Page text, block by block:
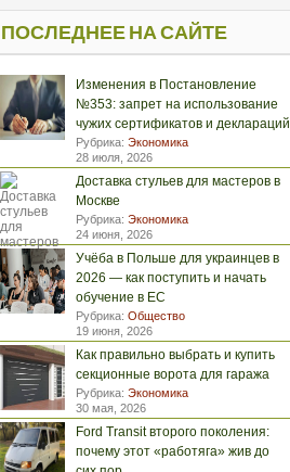
ПОСЛЕДНЕЕ НА САЙТЕ
Изменения в Постановление
№353: запрет на использование
чужих сертификатов и деклараций
Рубрика: Экономика
28 июля, 2026
Доставка стульев для мастеров в
Москве
Рубрика: Экономика
24 июня, 2026
Учёба в Польше для украинцев в
2026 — как поступить и начать
обучение в ЕС
Рубрика: Общество
19 июня, 2026
Как правильно выбрать и купить
секционные ворота для гаража
Рубрика: Экономика
30 мая, 2026
Ford Transit второго поколения:
почему этот «работяга» жив до